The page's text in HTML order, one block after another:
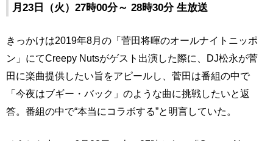
月23日（火）27時00分～ 28時30分 生放送
きっかけは2019年8月の「菅田将暉のオールナイトニッポ
ン」にてCreepy Nutsがゲスト出演した際に、DJ松永が菅
田に楽曲提供したい旨をアピールし、菅田は番組の中で
「今夜はブギー・バック」のような曲に挑戦したいと返
答。番組の中で“本当にコラボする”と明言していた。